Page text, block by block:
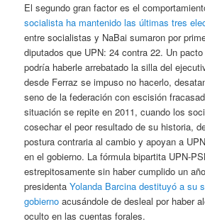
El segundo gran factor es el
socialista ha mantenido las últimas tres
entre socialistas y NaBai sumaron por
diputados que UPN: 24 contra 22. Un
podría haberle arrebatado la silla del
desde Ferraz se impuso no hacerlo,
seno de la federación con escisión
situación se repite en 2011, cuando los
cosechar el peor resultado de su historia,
postura contraria al cambio y apoyan a
en el gobierno. La fórmula bipartita UPN-
estrepitosamente sin haber cumplido un
presidentaYolanda Barcina destituyó a su
gobierno acusándole de desleal por haber
oculto en las cuentas forales.